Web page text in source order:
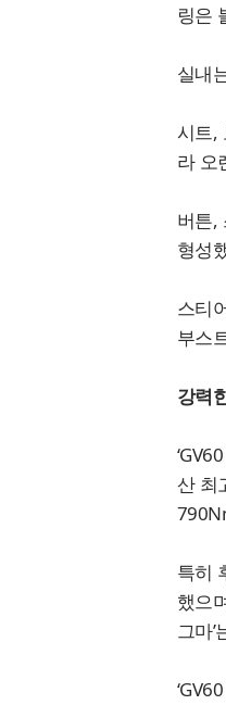
링은
실내
시트,
라 오
버튼,
형성
스티
부스
강력
산 최
특히
했으
그마